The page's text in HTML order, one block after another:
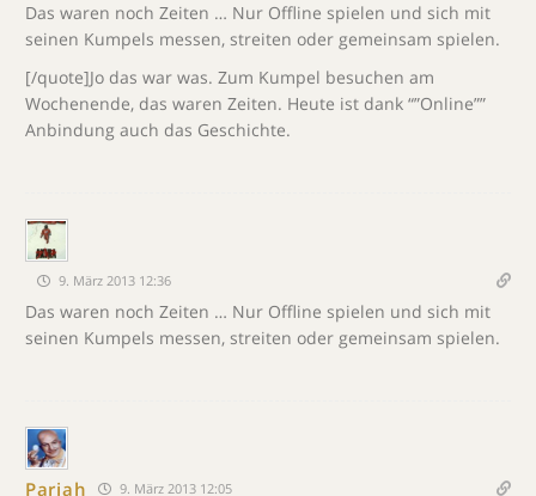
Das waren noch Zeiten … Nur Offline spielen und sich mit
seinen Kumpels messen, streiten oder gemeinsam spielen.
[/quote]Jo das war was. Zum Kumpel besuchen am
Wochenende, das waren Zeiten. Heute ist dank “”Online””
Anbindung auch das Geschichte.
9. März 2013 12:36
Das waren noch Zeiten … Nur Offline spielen und sich mit
seinen Kumpels messen, streiten oder gemeinsam spielen.
Pariah 9. März 2013 12:05